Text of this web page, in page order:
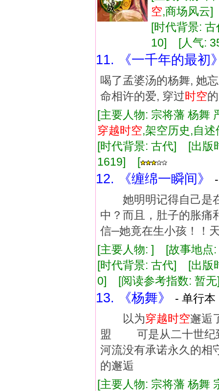
空,商场风
[时代背景:
10] [人气:
11. 《一千年的最初
喝了孟婆汤的杨舞, 她
命相许的爱, 穿过时空
[主要人物: 宗将藩 杨
穿越时空,架空历史,自
[时代背景: 古代] [出
1619] [
12. 《缠绵一瞬间》
她明明记得自己是在
中？而且，肚子的胀痛
信─她竟在生小孩！！
[主要人物: ] [故事地
[时代背景: 古代] [出
0] [阅读参考指数: 暂无
13. 《杨舞》
- 单行
以为穿越时空邂逅
盟 可是从二十世
河流没有承诺永久的
的邂逅
[主要人物: 宗将藩 杨舞